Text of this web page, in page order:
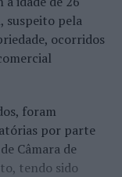
suspeito pela
ocorridos
foram
por parte
Câmara de
tendo sido